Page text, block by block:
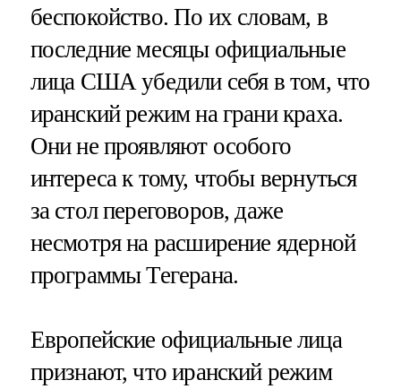
беспокойство. По их словам, в
последние месяцы официальные
лица США убедили себя в том, что
иранский режим на грани краха.
Они не проявляют особого
интереса к тому, чтобы вернуться
за стол переговоров, даже
несмотря на расширение ядерной
программы Тегерана.
Европейские официальные лица
признают, что иранский режим